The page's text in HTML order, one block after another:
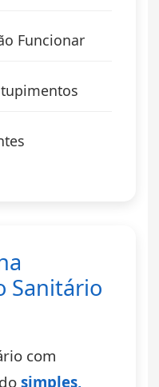
Funcionar
Sanitário
com
simples,